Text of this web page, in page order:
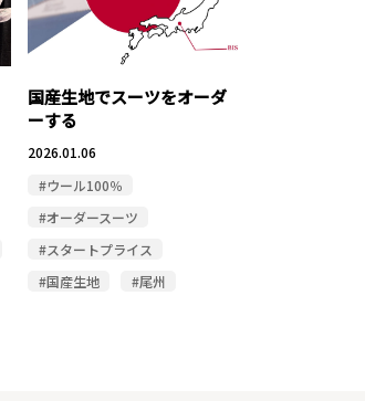
国産生地でスーツをオーダ
ーする
2026.01.06
#ウール100％
#オーダースーツ
#スタートプライス
#国産生地
#尾州